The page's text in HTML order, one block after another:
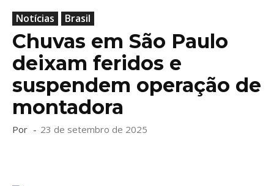
Notícias Brasil
Chuvas em São Paulo
deixam feridos e
suspendem operação de
montadora
Por - 23 de setembro de 2025